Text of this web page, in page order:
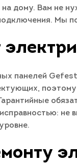
дому. Вам не
Мы
панелей